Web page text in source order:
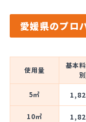
愛媛県のプロ
使用量
基本
5㎥
10㎥